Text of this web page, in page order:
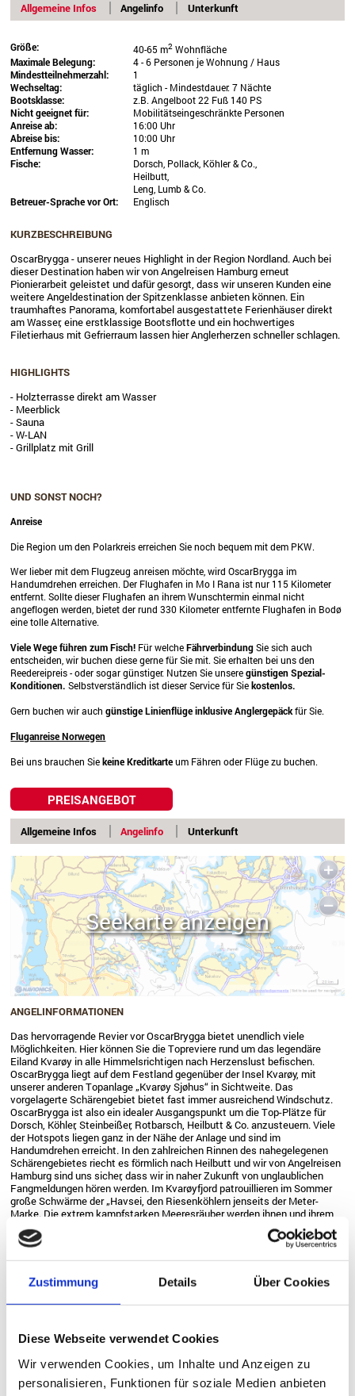
Zustimmung Details Über Cookies
Diese Webseite verwendet Cookies
Wir verwenden Cookies, um Inhalte und Anzeigen zu
personalisieren, Funktionen für soziale Medien anbieten
Allgemeine Infos Angelinfo Unterkunft
Größe: 40-65 m2 Wohnfläche
Maximale Belegung:
4 - 6 Personen je Wohnung / Haus
Mindestteilnehmerzahl:
1
Wechseltag:
täglich - Mindestdauer: 7 Nächte
Bootsklasse:
z.B. Angelboot 22 Fuß 140 PS
Nicht geeignet für:
Mobilitätseingeschränkte Personen
Anreise ab:
16:00 Uhr
Abreise bis:
10:00 Uhr
Entfernung Wasser:
1 m
Fische:
Dorsch, Pollack, Köhler & Co.,
Heilbutt,
Leng, Lumb & Co.
Betreuer-Sprache vor Ort:
Englisch
KURZBESCHREIBUNG
OscarBrygga - unserer neues Highlight in der Region Nordland. Auch bei
dieser Destination haben wir von Angelreisen Hamburg erneut
Pionierarbeit geleistet und dafür gesorgt, dass wir unseren Kunden eine
weitere Angeldestination der Spitzenklasse anbieten können. Ein
traumhaftes Panorama, komfortabel ausgestattete Ferienhäuser direkt
am Wasser, eine erstklassige Bootsflotte und ein hochwertiges
Filetierhaus mit Gefrierraum lassen hier Anglerherzen schneller schlagen.
HIGHLIGHTS
- Holzterrasse direkt am Wasser
- Meerblick
- Sauna
- W-LAN
- Grillplatz mit Grill
UND SONST NOCH?
Anreise
Die Region um den Polarkreis erreichen Sie noch bequem mit dem PKW.
Wer lieber mit dem Flugzeug anreisen möchte, wird OscarBrygga im
Handumdrehen erreichen. Der Flughafen in Mo I Rana ist nur 115 Kilometer
entfernt. Sollte dieser Flughafen an ihrem Wunschtermin einmal nicht
angeflogen werden, bietet der rund 330 Kilometer entfernte Flughafen in Bodø
eine tolle Alternative.
Viele Wege führen zum Fisch! Für welcheFährverbindungSie sich auch
entscheiden, wir buchen diese gerne für Sie mit. Sie erhalten bei uns den
Reedereipreis - oder sogar günstiger. Nutzen Sie unseregünstigen Spezial-
Konditionen.Selbstverständlich ist dieser Service für Siekostenlos.
Gern buchen wir auchgünstige Linienflüge inklusive Anglergepäckfür Sie.
Fluganreise Norwegen
Bei uns brauchen Siekeine Kreditkarteum Fähren oder Flüge zu buchen.
PREISANGEBOT
Allgemeine Infos Angelinfo Unterkunft
Seekarte anzeigen
ANGELINFORMATIONEN
Das hervorragende Revier vor OscarBrygga bietet unendlich viele
Möglichkeiten. Hier können Sie die Topreviere rund um das legendäre
Eiland Kvarøy in alle Himmelsrichtigen nach Herzenslust befischen.
OscarBrygga liegt auf dem Festland gegenüber der Insel Kvarøy, mit
unserer anderen Topanlage „Kvarøy Sjøhus“ in Sichtweite. Das
vorgelagerte Schärengebiet bietet fast immer ausreichend Windschutz.
OscarBrygga ist also ein idealer Ausgangspunkt um die Top-Plätze für
Dorsch, Köhler, Steinbeißer, Rotbarsch, Heilbutt & Co. anzusteuern. Viele
der Hotspots liegen ganz in der Nähe der Anlage und sind im
Handumdrehen erreicht. In den zahlreichen Rinnen des nahegelegenen
Schärengebietes riecht es förmlich nach Heilbutt und wir von Angelreisen
Hamburg sind uns sicher, dass wir in naher Zukunft von unglaublichen
Fangmeldungen hören werden. Im Kvarøyfjord patrouillieren im Sommer
große Schwärme der „Havsei, den Riesenköhlern jenseits der Meter-
Marke. Die extrem kampfstarken Meeresräuber werden ihnen und ihrem
Angelgerät einiges abverlangen. An den steil abfallenden, mit Tang
bewachsenen Abbruchkanten der Schären und Unterwasserberge treffen
Sie wahre Pollack-Maschinen. Hier in der Region des Polarkreises stehen
die Chancen auf die ganz großen Bronzepfeile zu treffen extrem gut.
Verlassen Sie den Schärengarten in westliche Richtung gelangen Sie in
ein Revier das sich über rund 25 Kilometer bis hin zum legendären
Ausposten der Küste Nordlands, der Insel Traena erstreckt. In diesem
Hotspot an den anderen reiht. Ob kapitale Heilbutt, Dickdorsche,
alles möglich.